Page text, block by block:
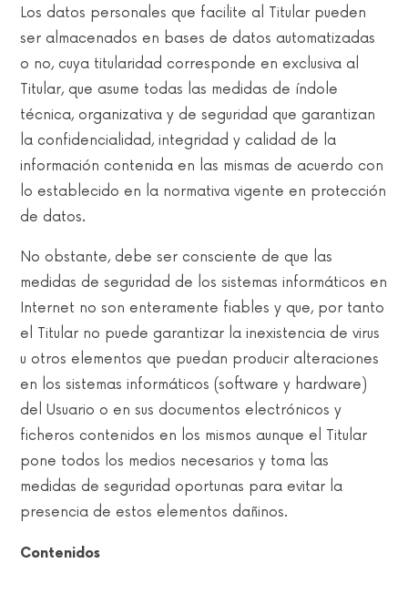
Los datos personales que facilite al Titular pueden
ser almacenados en bases de datos automatizadas
o no, cuya titularidad corresponde en exclusiva al
Titular, que asume todas las medidas de índole
técnica, organizativa y de seguridad que garantizan
la confidencialidad, integridad y calidad de la
información contenida en las mismas de acuerdo con
lo establecido en la normativa vigente en protección
de datos.
No obstante, debe ser consciente de que las
medidas de seguridad de los sistemas informáticos en
Internet no son enteramente fiables y que, por tanto
el Titular no puede garantizar la inexistencia de virus
u otros elementos que puedan producir alteraciones
en los sistemas informáticos (software y hardware)
del Usuario o en sus documentos electrónicos y
ficheros contenidos en los mismos aunque el Titular
pone todos los medios necesarios y toma las
medidas de seguridad oportunas para evitar la
presencia de estos elementos dañinos.
Contenidos